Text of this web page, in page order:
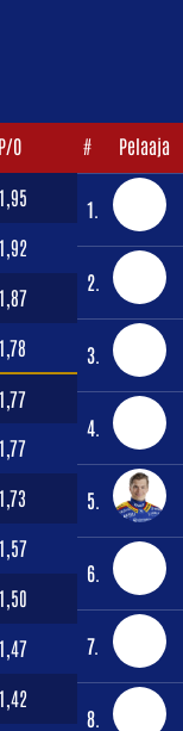
P/O
1,95
1,92
1,87
1,78
1,77
1,77
1,73
1,57
1,50
1,47
1,42
# Pelaaja
1.
2.
3.
4.
5.
6.
7.
8.